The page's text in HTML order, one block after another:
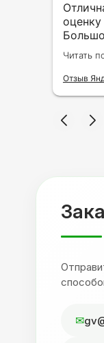
было
Заказ
Читать
Отзыв